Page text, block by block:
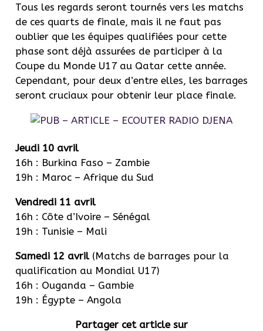
Tous les regards seront tournés vers les matchs
de ces quarts de finale, mais il ne faut pas
oublier que les équipes qualifiées pour cette
phase sont déjà assurées de participer à la
Coupe du Monde U17 au Qatar cette année.
Cependant, pour deux d’entre elles, les barrages
seront cruciaux pour obtenir leur place finale.
Jeudi 10 avril
16h : Burkina Faso – Zambie
19h : Maroc – Afrique du Sud
Vendredi 11 avril
16h : Côte d’Ivoire – Sénégal
19h : Tunisie – Mali
Samedi 12 avril (Matchs de barrages pour la
qualification au Mondial U17)
16h : Ouganda – Gambie
19h : Égypte – Angola
Partager cet article sur